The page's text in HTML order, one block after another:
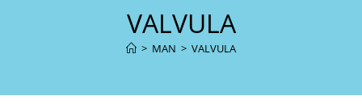
VALVULA
> MAN > VALVULA